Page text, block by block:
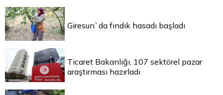
Giresun`da fındık hasadı başladı
Ticaret Bakanlığı, 107 sektörel pazar
araştırması hazırladı